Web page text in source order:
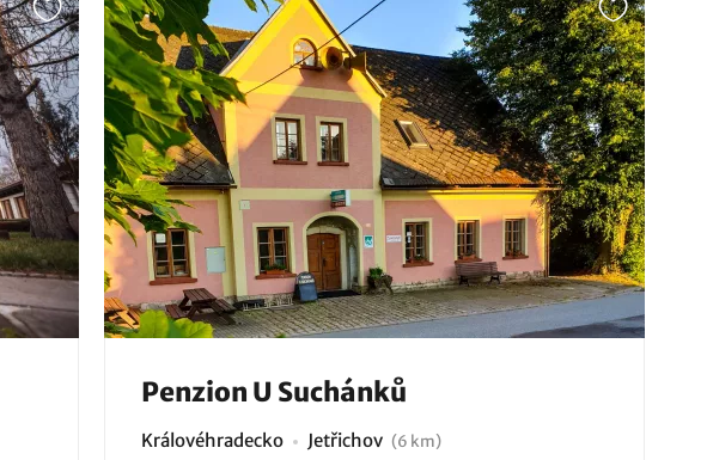
Penzion U Suchánků
Královéhradecko Jetřichov (6 km)